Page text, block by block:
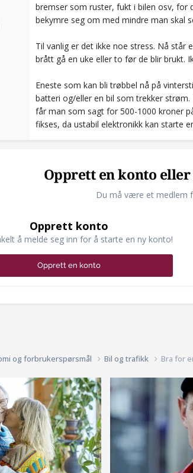
bremser som ruster, fukt i bilen osv, for
bekymre seg om med mindre man skal
Til vanlig er det ikke noe stress. Nå står
brått gå en uke eller to før de blir brukt.
Eneste som kan bli trøbbel nå på
batteri og/eller en bil som trekker
får man som sagt for 500-1000 kroner
fikses, da ustabil elektronikk kan starte
Opprett en konto
Du må være et medlem
Opprett konto
å melde seg inn for å starte en ny konto!
Opprett en konto
og forbrukerspørsmål Bil og trafikk Bra for